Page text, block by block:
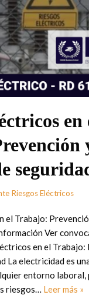
en
Riesgos Eléctricos
el Trabajo:
Ver
en el Trabajo:
La electricidad es
entorno laboral,
riesgos… Leer más »